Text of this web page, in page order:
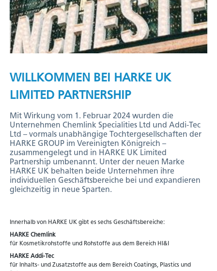
WILLKOMMEN BEI HARKE UK
LIMITED PARTNERSHIP
Mit Wirkung vom 1. Februar 2024 wurden die
Unternehmen Chemlink Specialities Ltd und Addi-Tec
Ltd – vormals unabhängige Tochtergesellschaften der
HARKE GROUP im Vereinigten Königreich –
zusammengelegt und in HARKE UK Limited
Partnership umbenannt. Unter der neuen Marke
HARKE UK behalten beide Unternehmen ihre
individuellen Geschäftsbereiche bei und expandieren
gleichzeitig in neue Sparten.
Innerhalb von HARKE UK gibt es sechs Geschäftsbereiche:
HARKE Chemlink
für Kosmetikrohstoffe und Rohstoffe aus dem Bereich HI&I
HARKE Addi-Tec
für Inhalts- und Zusatzstoffe aus dem Bereich Coatings, Plastics und